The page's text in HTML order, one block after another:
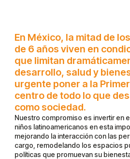
En México, la mitad de
de 6 años viven en
que limitan
desarrollo, salud y
urgente poner a la
centro de todo lo que
como sociedad.
Nuestro compromiso es invertir en
niños latinoamericanos en esta
mejorando la interacción con las
cargo, remodelando los espacios
políticas que promuevan su